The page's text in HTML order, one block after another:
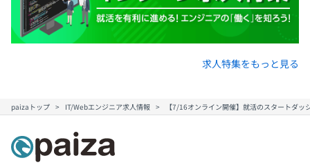
求人特集をもっと見る
paizaトップ IT/Webエンジニア求人情報 【7/16オンライン開催】就活のスタートダ